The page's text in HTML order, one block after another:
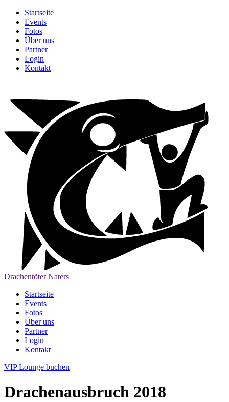
Startseite
Events
Fotos
Über uns
Partner
Login
Kontakt
Drachentöter Naters
Startseite
Events
Fotos
Über uns
Partner
Login
Kontakt
VIP Lounge buchen
Drachenausbruch 2018